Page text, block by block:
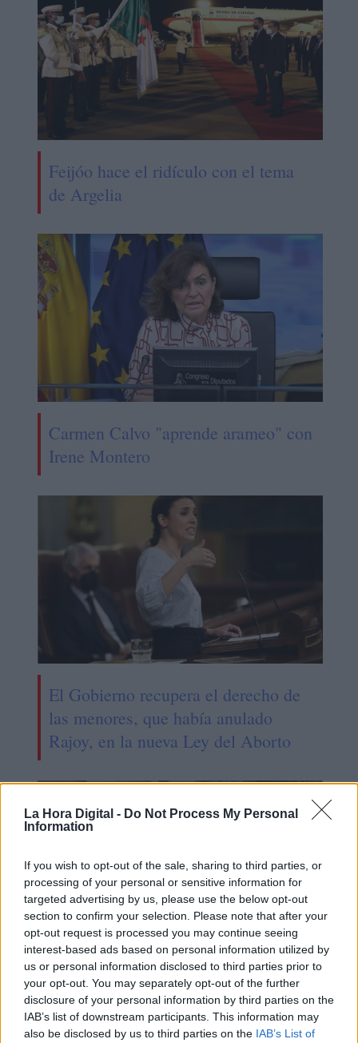
La Hora Digital - Do Not Process My Personal
Information
If you wish to opt-out of the sale, sharing to third parties, or
processing of your personal or sensitive information for
targeted advertising by us, please use the below opt-out
section to confirm your selection. Please note that after your
opt-out request is processed you may continue seeing
interest-based ads based on personal information utilized by
us or personal information disclosed to third parties prior to
your opt-out. You may separately opt-out of the further
disclosure of your personal information by third parties on the
IAB’s list of downstream participants. This information may
also be disclosed by us to third parties on the IAB’s List of
Feijóo hace el ridículo con el tema
de Argelia
Carmen Calvo "aprende arameo" con
Irene Montero
El Gobierno recupera el derecho de
las menores, que había anulado
Rajoy, en la nueva Ley del Aborto
Se echa de menos a ministros y
ministras curtidos en mil batallas